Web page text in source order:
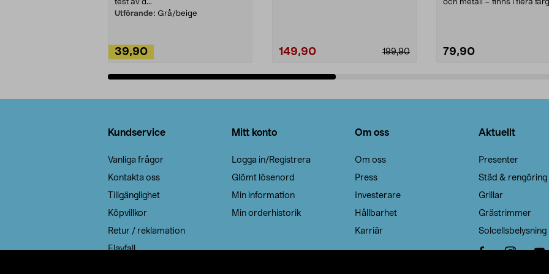
test av d...
Utförande: Grå/beige
39,90 199,90
149,90
och metall – finns i flera
79,90
Kundservice
Vanliga frågor
Kontakta oss
Tillgänglighet
Köpvillkor
Retur / reklamation
Elavfall
Mitt konto
Logga in/Registrera
Glömt lösenord
Min information
Min orderhistorik
Om oss
Om oss
Press
Investerare
Hållbarhet
Karriär
Aktuellt
Presenter
Städ & rengöring
Grillar
Grästrimmer
Solcellsbelysning